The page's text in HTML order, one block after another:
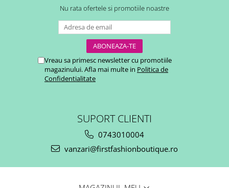
Nu rata ofertele si promotiile noastre
Vreau sa primesc newsletter cu promotiile
magazinului. Afla mai multe in Politica de
Confidentialitate
SUPORT CLIENTI
0743010004
vanzari@firstfashionboutique.ro